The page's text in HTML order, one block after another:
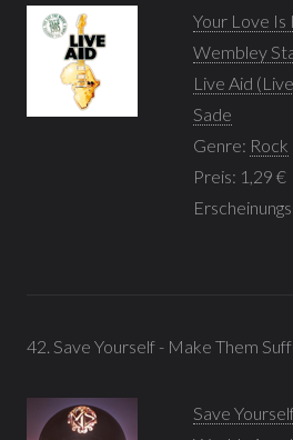
Your Love Is
Wembley
Live Aid
Sade
Genre: Rock
Preis: 1,29 €
42. Save Yourself - Make Them
Save